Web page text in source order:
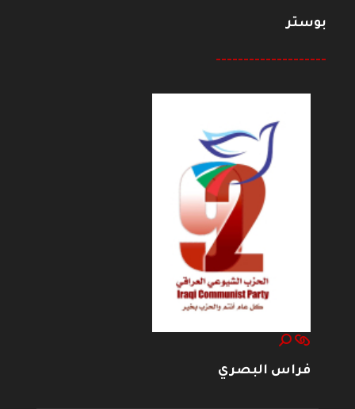
بوستر
--------------------
فراس البصري